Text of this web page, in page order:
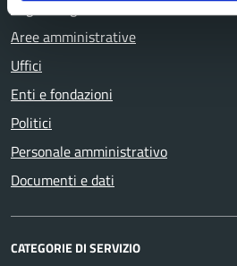
Organi di governo
Aree amministrative
Uffici
Enti e fondazioni
Politici
Personale amministrativo
Documenti e dati
CATEGORIE DI SERVIZIO